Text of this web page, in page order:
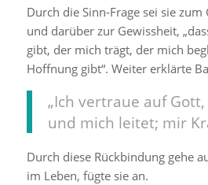
Durch die Sinn-Frage sei sie
und darüber zur Gewissheit,
gibt, der mich trägt, der mich
Hoffnung gibt“. Weiter erklärte
„Ich vertraue auf
und mich leitet; mir
Durch diese Rückbindung gehe
im Leben, fügte sie an.